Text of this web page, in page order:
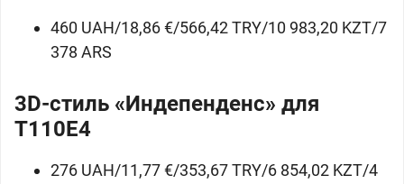
460 UAH/18,86 €/566,42 TRY/10 983,20 KZT/7
378 ARS
3D-стиль «Индепенденс» для
T110E4
276 UAH/11,77 €/353,67 TRY/6 854,02 KZT/4